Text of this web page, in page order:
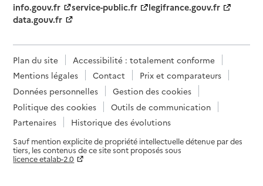
info.gouv.fr
service-public.fr
legifrance.gouv.fr
data.gouv.fr
Plan du site
Accessibilité : totalement conforme
Mentions légales
Contact
Prix et comparateurs
Données personnelles
Gestion des cookies
Politique des cookies
Outils de communication
Partenaires
Historique des évolutions
Sauf mention explicite de propriété intellectuelle détenue par des
tiers, les contenus de ce site sont proposés sous
licence etalab-2.0